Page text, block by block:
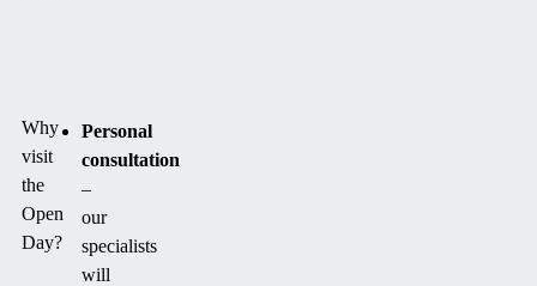
Why
visit
the
Open
Day?
Personal
consultation
–
our
specialists
will